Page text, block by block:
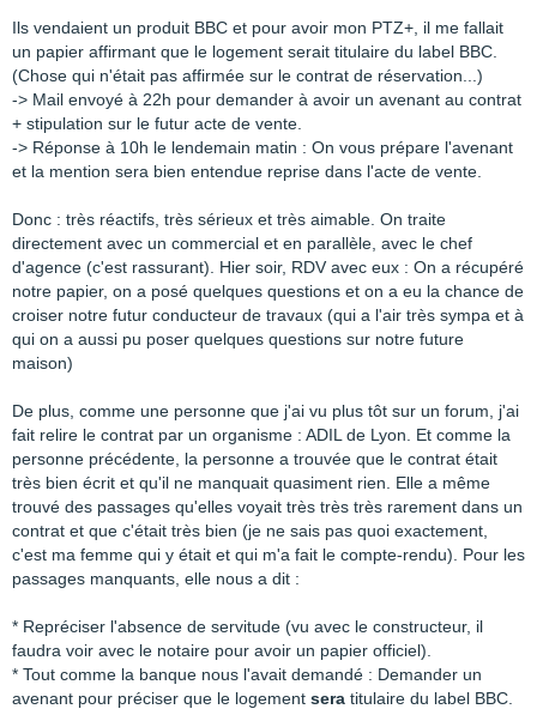
Ils vendaient un produit BBC et pour avoir mon PTZ+, il me fallait
un papier affirmant que le logement serait titulaire du label BBC.
(Chose qui n'était pas affirmée sur le contrat de réservation...)
-> Mail envoyé à 22h pour demander à avoir un avenant au contrat
+ stipulation sur le futur acte de vente.
-> Réponse à 10h le lendemain matin : On vous prépare l'avenant
et la mention sera bien entendue reprise dans l'acte de vente.
Donc : très réactifs, très sérieux et très aimable. On traite
directement avec un commercial et en parallèle, avec le chef
d'agence (c'est rassurant). Hier soir, RDV avec eux : On a récupéré
notre papier, on a posé quelques questions et on a eu la chance de
croiser notre futur conducteur de travaux (qui a l'air très sympa et à
qui on a aussi pu poser quelques questions sur notre future
maison)
De plus, comme une personne que j'ai vu plus tôt sur un forum, j'ai
fait relire le contrat par un organisme : ADIL de Lyon. Et comme la
personne précédente, la personne a trouvée que le contrat était
très bien écrit et qu'il ne manquait quasiment rien. Elle a même
trouvé des passages qu'elles voyait très très très rarement dans un
contrat et que c'était très bien (je ne sais pas quoi exactement,
c'est ma femme qui y était et qui m'a fait le compte-rendu). Pour les
passages manquants, elle nous a dit :
* Repréciser l'absence de servitude (vu avec le constructeur, il
faudra voir avec le notaire pour avoir un papier officiel).
* Tout comme la banque nous l'avait demandé : Demander un
avenant pour préciser que le logement sera titulaire du label BBC.